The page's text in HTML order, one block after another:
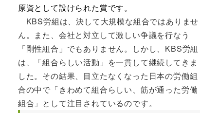
原資として設けられた賞です。
KBS労組は、決して大規模な組合ではありませ
ん。また、会社と対立して激しい争議を行なう
「剛性組合」でもありません。しかし、KBS労組
は、「組合らしい活動」を一貫して継続してきま
した。その結果、目立たなくなった日本の労働組
合の中で「きわめて組合らしい、筋が通った労働
組合」として注目されているのです。